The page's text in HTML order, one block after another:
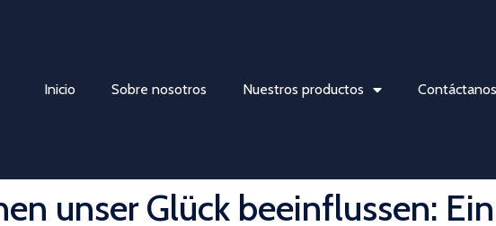
Inicio Sobre nosotros Nuestros productos Contáctanos
unser Glück beeinflussen: